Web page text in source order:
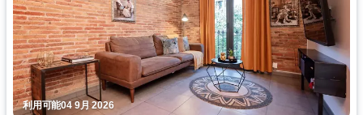
利用可能04 9月 2026